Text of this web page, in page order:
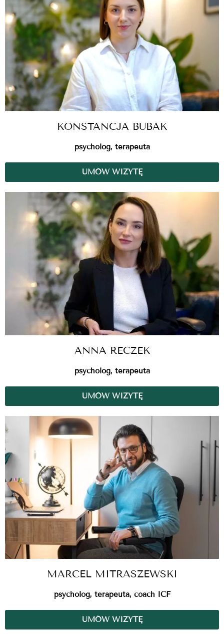
KONSTANCJA BUBAK
psycholog, terapeuta
UMÓW WIZYTĘ
ANNA RECZEK
psycholog, terapeuta
UMÓW WIZYTĘ
MARCEL MITRASZEWSKI
psycholog, terapeuta, coach ICF
UMÓW WIZYTĘ